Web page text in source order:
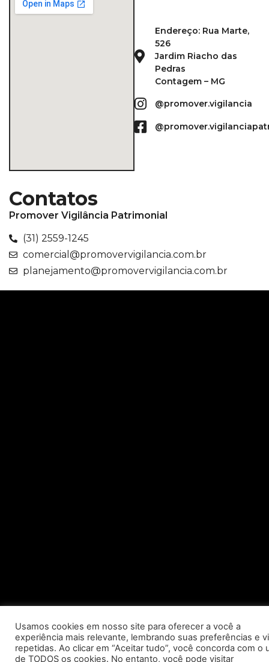
Endereço: Rua Marte,
526
Jardim Riacho das
Pedras
Contagem – MG
@promover.vigilancia
Contatos
Promover Vigilância Patrimonial
(31) 2559-1245
comercial@promovervigilancia.com.br
planejamento@promovervigilancia.com.br
Usamos cookies em nosso site para oferecer a você a
experiência mais relevante, lembrando suas preferências e
repetidas. Ao clicar em “Aceitar tudo”, você concorda com o
de TODOS os cookies. No entanto, você pode visitar